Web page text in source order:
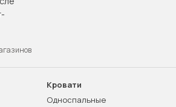
Кровати
Односпальные